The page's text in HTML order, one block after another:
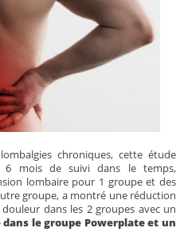
chroniques, cette étude
6 mois de suivi dans le temps,
lombaire pour 1 groupe et des
groupe, a montré une réduction
dans les 2 groupes avec un
le groupe Powerplate et un